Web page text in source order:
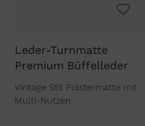
Leder-Turnmatte
Premium Büffelleder
Vintage Stil Polstermatte mit
Multi-Nutzen